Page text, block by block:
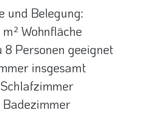
und Belegung:
m² Wohnfläche
8 Personen geeignet
insgesamt
Badezimmer